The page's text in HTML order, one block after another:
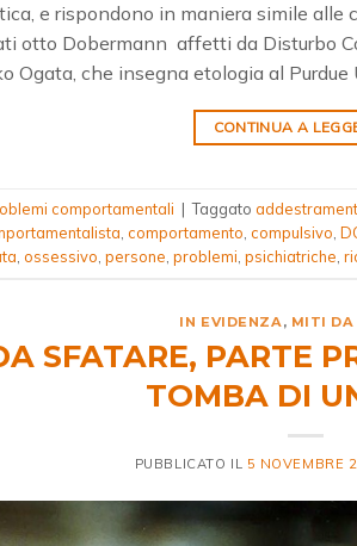
e rispondono in maniera simile alle
otto Dobermann affetti da Disturbo
Ogata, che insegna etologia al
CONTINUA A
comportamentali | Taggato
, comportamento, compulsivo,
, ossessivo, persone, problemi, psichiatriche,
IN EVIDENZA, MITI DA
SFATARE, PARTE
TOMBA DI
PUBBLICATO IL 5 NOVEMBRE